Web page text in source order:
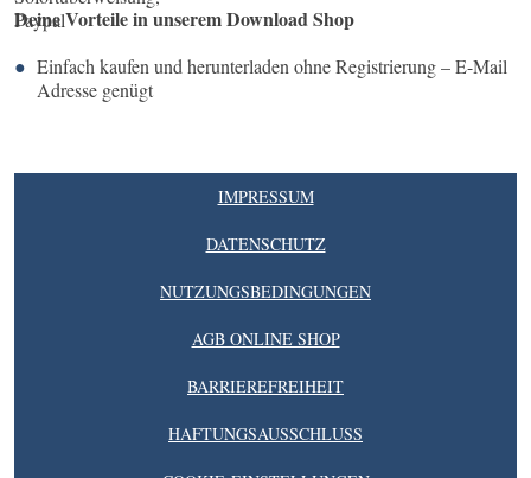
Deine Vorteile in unserem Download Shop
Einfach kaufen und herunterladen ohne Registrierung – E-Mail
Adresse genügt
IMPRESSUM
DATENSCHUTZ
NUTZUNGSBEDINGUNGEN
AGB ONLINE SHOP
BARRIEREFREIHEIT
HAFTUNGSAUSSCHLUSS